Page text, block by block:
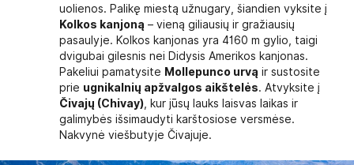
uolienos. Palikę miestą užnugary, šiandien vyksite į
Kolkos kanjoną – vieną giliausių ir gražiausių
pasaulyje. Kolkos kanjonas yra 4160 m gylio, taigi
dvigubai gilesnis nei Didysis Amerikos kanjonas.
Pakeliui pamatysite Mollepunco urvą ir sustosite
prie ugnikalnių apžvalgos aikštelės. Atvyksite į
Čivajų (Chivay) , kur jūsų lauks laisvas laikas ir
galimybės išsimaudyti karštosiose versmėse.
Nakvynė viešbutyje Čivajuje.